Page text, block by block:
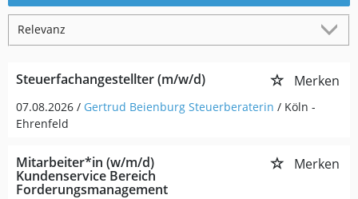
Steuerfachangestellter (m/w/d) Merken
07.08.2026 / Gertrud Beienburg Steuerberaterin / Köln -
Ehrenfeld
Mitarbeiter*in (w/m/d)
Kundenservice Bereich
Forderungsmanagement
Merken